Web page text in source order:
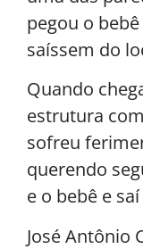
pegou o
saíssem do
Quando
estrutura
sofreu
querendo
e o bebê e
José Antônio